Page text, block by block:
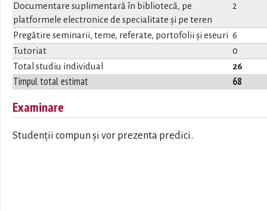
Timpul total estimat 68
Documentare suplimentară în bibliotecă, pe
platformele electronice de specialitate și pe teren
2
Pregătire seminarii, teme, referate, portofolii și eseuri 6
Tutoriat
0
Total studiu individual
26
Examinare
Studenții compun și vor prezenta predici.